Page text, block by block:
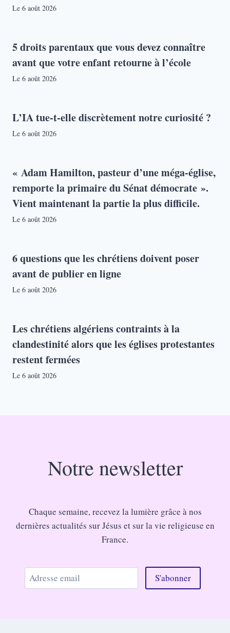
Le 6 août 2026
5 droits parentaux que vous devez connaître
avant que votre enfant retourne à l’école
Le 6 août 2026
L’IA tue-t-elle discrètement notre curiosité ?
Le 6 août 2026
« Adam Hamilton, pasteur d’une méga-église,
remporte la primaire du Sénat démocrate ».
Vient maintenant la partie la plus difficile.
Le 6 août 2026
6 questions que les chrétiens doivent poser
avant de publier en ligne
Le 6 août 2026
Les chrétiens algériens contraints à la
clandestinité alors que les églises protestantes
restent fermées
Le 6 août 2026
Notre newsletter
Chaque semaine, recevez la lumière grâce à nos
dernières actualités sur Jésus et sur la vie religieuse en
France.